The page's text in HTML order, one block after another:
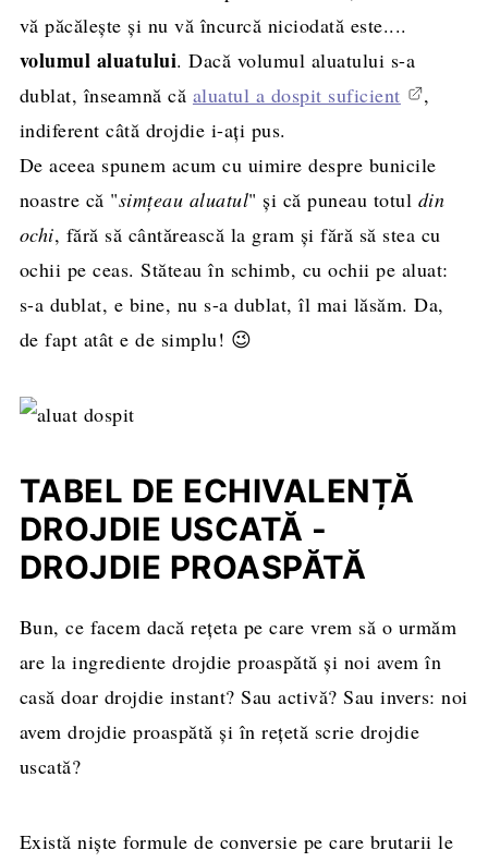
vă păcălește și nu vă încurcă niciodată este....
volumul aluatului. Dacă volumul aluatului s-a
dublat, înseamnă că aluatul a dospit suficient
,
indiferent câtă drojdie i-ați pus.
De aceea spunem acum cu uimire despre bunicile
noastre că "simțeau aluatul" și că puneau totul din
ochi, fără să cântărească la gram și fără să stea cu
ochii pe ceas. Stăteau în schimb, cu ochii pe aluat:
s-a dublat, e bine, nu s-a dublat, îl mai lăsăm. Da,
de fapt atât e de simplu! 😉
TABEL DE ECHIVALENȚĂ
DROJDIE USCATĂ -
DROJDIE PROASPĂTĂ
Bun, ce facem dacă rețeta pe care vrem să o urmăm
are la ingrediente drojdie proaspătă și noi avem în
casă doar drojdie instant? Sau activă? Sau invers: noi
avem drojdie proaspătă și în rețetă scrie drojdie
uscată?
Există niște formule de conversie pe care brutarii le